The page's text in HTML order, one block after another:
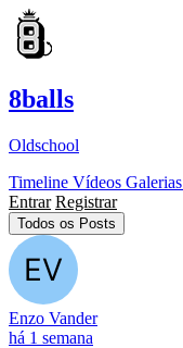
8balls
Oldschool
Timeline Vídeos Galerias
Entrar Registrar
Todos os Posts
Enzo Vander
há 1 semana